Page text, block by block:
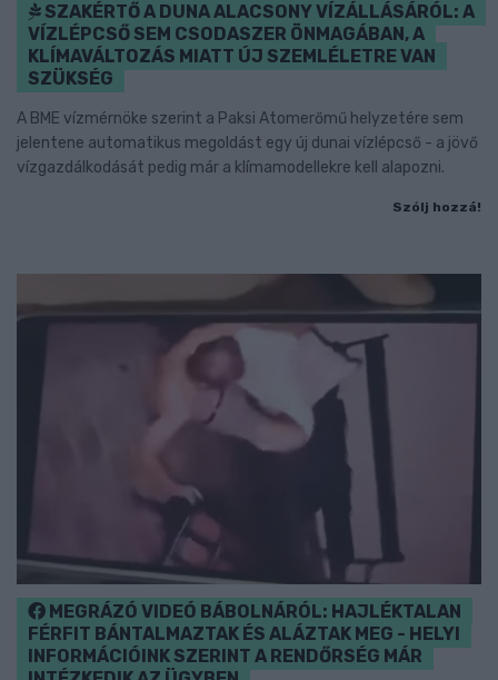
SZAKÉRTŐ A DUNA ALACSONY VÍZÁLLÁSÁRÓL: A
VÍZLÉPCSŐ SEM CSODASZER ÖNMAGÁBAN, A
KLÍMAVÁLTOZÁS MIATT ÚJ SZEMLÉLETRE VAN
SZÜKSÉG
A BME vízmérnöke szerint a Paksi Atomerőmű helyzetére sem
jelentene automatikus megoldást egy új dunai vízlépcső - a jövő
vízgazdálkodását pedig már a klímamodellekre kell alapozni.
Szólj hozzá!
MEGRÁZÓ VIDEÓ BÁBOLNÁRÓL: HAJLÉKTALAN
FÉRFIT BÁNTALMAZTAK ÉS ALÁZTAK MEG - HELYI
INFORMÁCIÓINK SZERINT A RENDŐRSÉG MÁR